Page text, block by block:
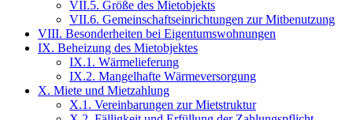
VII.5. Größe des Mietobjekts
VII.6. Gemeinschaftseinrichtungen zur Mitbenutzung
VIII. Besonderheiten bei Eigentumswohnungen
IX. Beheizung des Mietobjektes
IX.1. Wärmelieferung
IX.2. Mangelhafte Wärmeversorgung
X. Miete und Mietzahlung
X.1. Vereinbarungen zur Mietstruktur